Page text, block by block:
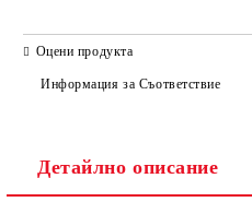
Съгласен съм с
Ние ще се свържем с вас в
Оцени продукта
Информация за Съответствие
Детайлно описание